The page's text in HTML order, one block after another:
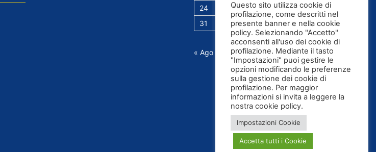
24
26 27 28 29
30
31
« Ago
Questo sito utilizza cookie di
profilazione, come descritti nel
presente banner e nella cookie
policy. Selezionando "Accetto"
acconsenti all'uso dei cookie di
profilazione. Mediante il tasto
"Impostazioni" puoi gestire le
opzioni modificando le preferenze
sulla gestione dei cookie di
profilazione. Per maggior
informazioni si invita a leggere la
nostra cookie policy.
Impostazioni Cookie
Accetta tutti i Cookie